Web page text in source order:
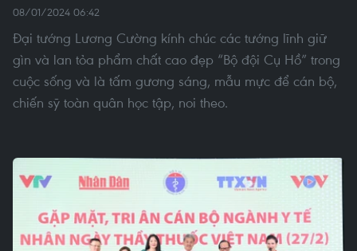
08/01/2024 06:42
Đại tướng Lương Cường kính chúc các tướng lĩnh giữ
gìn và lan tỏa phẩm chất cao đẹp “Bộ đội Cụ Hồ” trong
cuộc sống và là tấm gương sáng, mẫu mực để cán bộ,
chiến sỹ toàn quân học tập, noi theo.